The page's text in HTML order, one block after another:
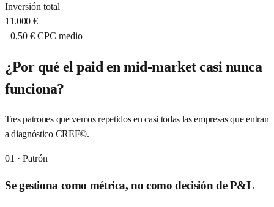
Inversión total
11.000 €
−0,50 € CPC medio
¿Por qué el paid en mid-market casi nunca
funciona?
Tres patrones que vemos repetidos en casi todas las empresas que entran
a diagnóstico CREF©.
01 · Patrón
Se gestiona como métrica, no como decisión de P&L